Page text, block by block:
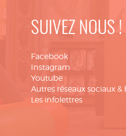
SUIVEZ NOUS !
Facebook
Instagram
Youtube
Autres réseaux sociaux &
Les infolettres